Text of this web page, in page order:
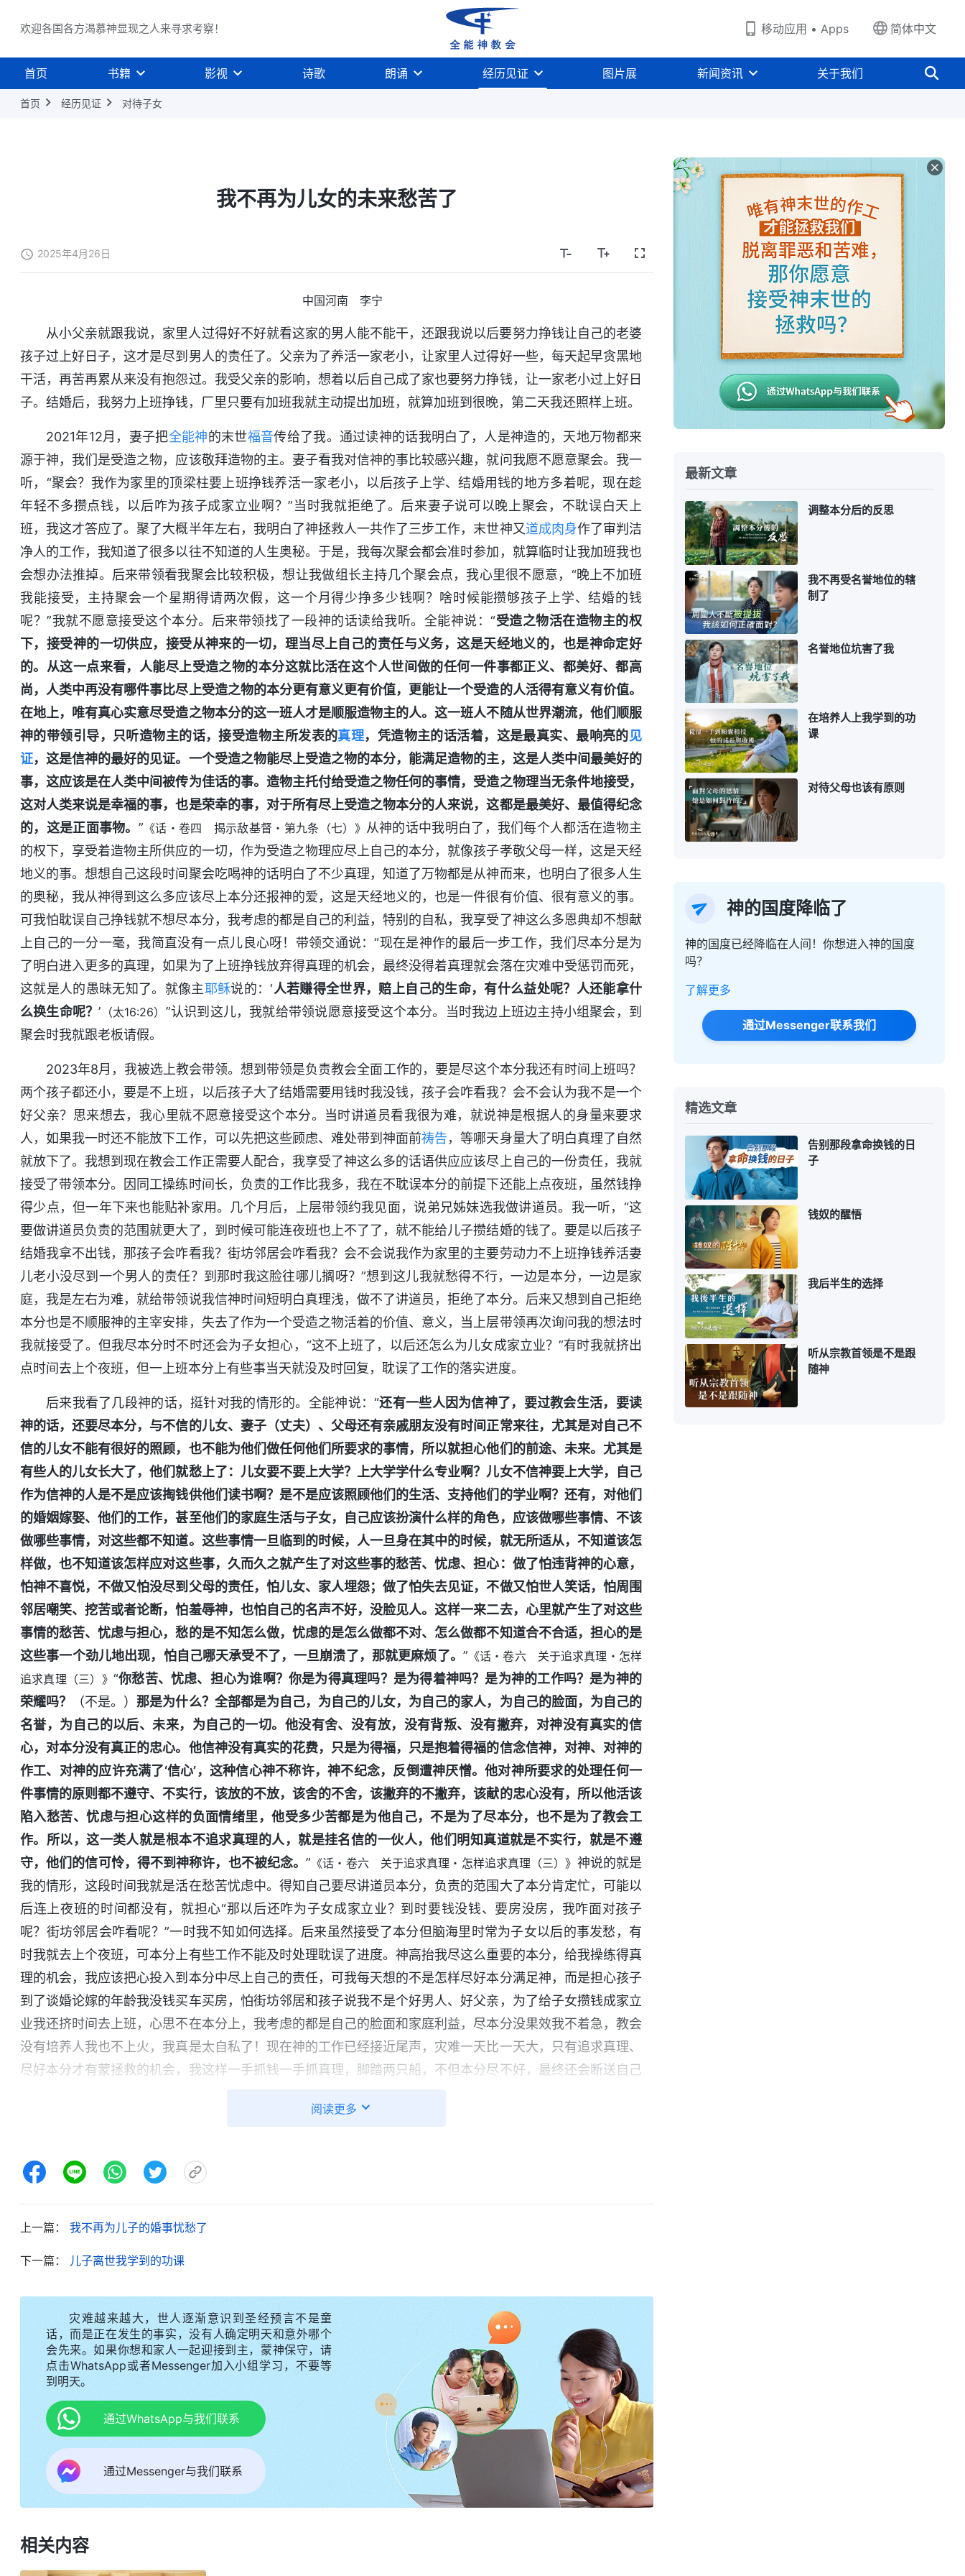
欢迎各国各方渴慕神显现之人来寻求考察！ 移动应用 • Apps 简体中文
首页 书籍 影视 诗歌 朗诵 经历见证 图片展 新闻资讯 关于我们
首页 经历见证 对待子女
我不再为儿女的未来愁苦了
2025年4月26日
中国河南 李宁
从小父亲就跟我说，家里人过得好不好就看这家的男人能不能干，还跟我说以后要努力挣钱让自己的老婆
孩子过上好日子，这才是尽到男人的责任了。父亲为了养活一家老小，让家里人过得好一些，每天起早贪黑地
干活，再苦再累从来没有抱怨过。我受父亲的影响，想着以后自己成了家也要努力挣钱，让一家老小过上好日
子。结婚后，我努力上班挣钱，厂里只要有加班我就主动提出加班，就算加班到很晚，第二天我还照样上班。
2021年12月，妻子把全能神的末世福音传给了我。通过读神的话我明白了，人是神造的，天地万物都来
源于神，我们是受造之物，应该敬拜造物的主。妻子看我对信神的事比较感兴趣，就问我愿不愿意聚会。我一
听，“聚会？我作为家里的顶梁柱要上班挣钱养活一家老小，以后孩子上学、结婚用钱的地方多着呢，现在趁
年轻不多攒点钱，以后咋为孩子成家立业啊？”当时我就拒绝了。后来妻子说可以晚上聚会，不耽误白天上
班，我这才答应了。聚了大概半年左右，我明白了神拯救人一共作了三步工作，末世神又道成肉身作了审判洁
净人的工作，我知道了很多以往不知道的人生奥秘。于是，我每次聚会都会准时参加，就算临时让我加班我也
会想办法推掉。后来带领看我聚会比较积极，想让我做组长主持几个聚会点，我心里很不愿意，“晚上不加班
我能接受，主持聚会一个星期得请两次假，这一个月得少挣多少钱啊？啥时候能攒够孩子上学、结婚的钱
呢？”我就不愿意接受这个本分。后来带领找了一段神的话读给我听。全能神说：“受造之物活在造物主的权
下，接受神的一切供应，接受从神来的一切，理当尽上自己的责任与义务，这是天经地义的，也是神命定好
的。从这一点来看，人能尽上受造之物的本分这就比活在这个人世间做的任何一件事都正义、都美好、都高
尚，人类中再没有哪件事比尽上受造之物的本分更有意义更有价值，更能让一个受造的人活得有意义有价值。
在地上，唯有真心实意尽受造之物本分的这一班人才是顺服造物主的人。这一班人不随从世界潮流，他们顺服
神的带领引导，只听造物主的话，接受造物主所发表的真理，凭造物主的话活着，这是最真实、最响亮的见
证，这是信神的最好的见证。一个受造之物能尽上受造之物的本分，能满足造物的主，这是人类中间最美好的
事，这应该是在人类中间被传为佳话的事。造物主托付给受造之物任何的事情，受造之物理当无条件地接受，
这对人类来说是幸福的事，也是荣幸的事，对于所有尽上受造之物本分的人来说，这都是最美好、最值得纪念
的，这是正面事物。 ” 《话・卷四 揭示敌基督・第九条（七）》 从神的话中我明白了，我们每个人都活在造物主
的权下，享受着造物主所供应的一切，作为受造之物理应尽上自己的本分，就像孩子孝敬父母一样，这是天经
地义的事。想想自己这段时间聚会吃喝神的话明白了不少真理，知道了万物都是从神而来，也明白了很多人生
的奥秘，我从神得到这么多应该尽上本分还报神的爱，这是天经地义的，也是一件很有价值、很有意义的事。
可我怕耽误自己挣钱就不想尽本分，我考虑的都是自己的利益，特别的自私，我享受了神这么多恩典却不想献
上自己的一分一毫，我简直没有一点儿良心呀！带领交通说：“现在是神作的最后一步工作，我们尽本分是为
了明白进入更多的真理，如果为了上班挣钱放弃得真理的机会，最终没得着真理就会落在灾难中受惩罚而死，
这就是人的愚昧无知了。就像主耶稣说的：‘人若赚得全世界，赔上自己的生命，有什么益处呢？人还能拿什
么换生命呢？’ （太16:26） ”认识到这儿，我就给带领说愿意接受这个本分。当时我边上班边主持小组聚会，到
聚会时我就跟老板请假。
2023年8月，我被选上教会带领。想到带领是负责教会全面工作的，要是尽这个本分我还有时间上班吗？
两个孩子都还小，要是不上班，以后孩子大了结婚需要用钱时我没钱，孩子会咋看我？会不会认为我不是一个
好父亲？思来想去，我心里就不愿意接受这个本分。当时讲道员看我很为难，就说神是根据人的身量来要求
人，如果我一时还不能放下工作，可以先把这些顾虑、难处带到神面前祷告，等哪天身量大了明白真理了自然
就放下了。我想到现在教会工作正需要人配合，我享受了神这么多的话语供应应该尽上自己的一份责任，我就
接受了带领本分。因同工操练时间长，负责的工作比我多，我在不耽误本分的前提下还能上点夜班，虽然钱挣
得少点，但一年下来也能贴补家用。几个月后，上层带领约我见面，说弟兄姊妹选我做讲道员。我一听，“这
要做讲道员负责的范围就更大了，到时候可能连夜班也上不了了，就不能给儿子攒结婚的钱了。要是以后孩子
结婚我拿不出钱，那孩子会咋看我？街坊邻居会咋看我？会不会说我作为家里的主要劳动力不上班挣钱养活妻
儿老小没尽到一个男人的责任？到那时我这脸往哪儿搁呀？”想到这儿我就愁得不行，一边是本分，一边是家
庭，我是左右为难，就给带领说我信神时间短明白真理浅，做不了讲道员，拒绝了本分。后来又想到自己拒绝
本分也是不顺服神的主宰安排，失去了作为一个受造之物活着的价值、意义，当上层带领再次询问我的想法时
我就接受了。但我尽本分时不时还会为子女担心，“这不上班了，以后还怎么为儿女成家立业？”有时我就挤出
点时间去上个夜班，但一上班本分上有些事当天就没及时回复，耽误了工作的落实进度。
后来我看了几段神的话，挺针对我的情形的。全能神说：“还有一些人因为信神了，要过教会生活，要读
神的话，还要尽本分，与不信的儿女、妻子（丈夫）、父母还有亲戚朋友没有时间正常来往，尤其是对自己不
信的儿女不能有很好的照顾，也不能为他们做任何他们所要求的事情，所以就担心他们的前途、未来。尤其是
有些人的儿女长大了，他们就愁上了：儿女要不要上大学？上大学学什么专业啊？儿女不信神要上大学，自己
作为信神的人是不是应该掏钱供他们读书啊？是不是应该照顾他们的生活、支持他们的学业啊？还有，对他们
的婚姻嫁娶、他们的工作，甚至他们的家庭生活与子女，自己应该扮演什么样的角色，应该做哪些事情、不该
做哪些事情，对这些都不知道。这些事情一旦临到的时候，人一旦身在其中的时候，就无所适从，不知道该怎
样做，也不知道该怎样应对这些事，久而久之就产生了对这些事的愁苦、忧虑、担心：做了怕违背神的心意，
怕神不喜悦，不做又怕没尽到父母的责任，怕儿女、家人埋怨；做了怕失去见证，不做又怕世人笑话，怕周围
邻居嘲笑、挖苦或者论断，怕羞辱神，也怕自己的名声不好，没脸见人。这样一来二去，心里就产生了对这些
事情的愁苦、忧虑与担心，愁的是不知怎么做，忧虑的是怎么做都不对、怎么做都不知道合不合适，担心的是
这些事一个劲儿地出现，怕自己哪天承受不了，一旦崩溃了，那就更麻烦了。 ” 《话・卷六 关于追求真理・怎样
追求真理（三）》 “你愁苦、忧虑、担心为谁啊？你是为得真理吗？是为得着神吗？是为神的工作吗？是为神的
荣耀吗？
（不是。） 那是为什么？全部都是为自己，为自己的儿女，为自己的家人，为自己的脸面，为自己的
名誉，为自己的以后、未来，为自己的一切。他没有舍、没有放，没有背叛、没有撇弃，对神没有真实的信
心，对本分没有真正的忠心。他信神没有真实的花费，只是为得福，只是抱着得福的信念信神，对神、对神的
作工、对神的应许充满了‘信心’，这种信心神不称许，神不纪念，反倒遭神厌憎。他对神所要求的处理任何一
件事情的原则都不遵守、不实行，该放的不放，该舍的不舍，该撇弃的不撇弃，该献的忠心没有，所以他活该
陷入愁苦、忧虑与担心这样的负面情绪里，他受多少苦都是为他自己，不是为了尽本分，也不是为了教会工
作。所以，这一类人就是根本不追求真理的人，就是挂名信的一伙人，他们明知真道就是不实行，就是不遵
守，他们的信可怜，得不到神称许，也不被纪念。” 《话・卷六 关于追求真理・怎样追求真理（三）》 神说的就是
我的情形，这段时间我就是活在愁苦忧虑中。得知自己要尽讲道员本分，负责的范围大了本分肯定忙，可能以
后连上夜班的时间都没有，就担心“那以后还咋为子女成家立业？到时要钱没钱、要房没房，我咋面对孩子
呢？街坊邻居会咋看呢？”一时我不知如何选择。后来虽然接受了本分但脑海里时常为子女以后的事发愁，有
时我就去上个夜班，可本分上有些工作不能及时处理耽误了进度。神高抬我尽这么重要的本分，给我操练得真
理的机会，我应该把心投入到本分中尽上自己的责任，可我每天想的不是怎样尽好本分满足神，而是担心孩子
到了谈婚论嫁的年龄我没钱买车买房，怕街坊邻居和孩子说我不是个好男人、好父亲，为了给子女攒钱成家立
业我还挤时间去上班，心思不在本分上，我考虑的都是自己的脸面和家庭利益，尽本分没果效我不着急，教会
没有培养人我也不上火，我真是太自私了！现在神的工作已经接近尾声，灾难一天比一天大，只有追求真理、
尽好本分才有蒙拯救的机会，我这样一手抓钱一手抓真理，脚踏两只船，不但本分尽不好，最终还会断送自己
了许多不良的后果。有些男人失业了都不敢告诉家人，天天背着包假装去上班，其实是到大街上溜达，有时深
任、社会定位给男性带来的压力甚至屈辱，还有对男性人性的扭曲，使许多男性在临到一些难处的时候感到烦
该担起男人应尽的责任，男人不应该哭泣、不应该难过，男人不应该失业，男人在社会上应该顶天立地，在家
想观点都是道德家们对男性错误的定位造成的，也是他们一再提升男性地位造成的。这些思想观点不但给男性
带来了种种的困扰、烦恼、痛苦，也成了男性心里的枷锁，使男性在社会上的位置、处境与遭遇越来越尴
”《话・卷六 关于追求真理・什么是追求真理（十一）》
你要想摆脱这些束缚，就得寻求真理，看透这些思想
的实质，在做事的时候不受这些传统文化思想的影响、控制，应该彻底抛弃它、背叛它，绝不能再根据传统文
化的思想观点看人看事、做人做事，也不根据传统文化作出任何的判断与选择，而是根据神的话、根据真理原
则看人看事、做人做事，这样你所走的路就对了，你就是神所称许的真正的受造之物了，否则的话，你依然被
撒但控制着，依然活在撒但的权下，不可能活在神的话语之中，事实就是这么回事。
《话・卷六 关于追求真
理・什么是追求真理（十一）》通过神话语的揭示我认识到，自己就是凭着撒但灌输给人的错谬观点活着，认为
自己是男人，是家里的顶梁柱，就该挑起家里的一切，要为子女多攒钱，给子女买车买房、成家立业，这才算
使接受了心里还是放不下上班挣钱，不能完全把心投入到本分中，导致工作进度受到了影响。其实，神并没有
阅读更多
上一篇： 我不再为儿子的婚事忧愁了
下一篇： 儿子离世我学到的功课
灾难越来越大，世人逐渐意识到圣经预言不是童
话，而是正在发生的事实，没有人确定明天和意外哪个
会先来。如果你想和家人一起迎接到主，蒙神保守，请
点击WhatsApp或者Messenger加入小组学习，不要等
到明天。
通过WhatsApp与我们联系
通过Messenger与我们联系
相关内容
最新文章
调整本分后的反思
我不再受名誉地位的辖
制了
名誉地位坑害了我
在培养人上我学到的功
课
对待父母也该有原则
神的国度降临了
神的国度已经降临在人间！你想进入神的国度
吗？
了解更多
通过Messenger联系我们
精选文章
告别那段拿命换钱的日
子
钱奴的醒悟
我后半生的选择
听从宗教首领是不是跟
随神